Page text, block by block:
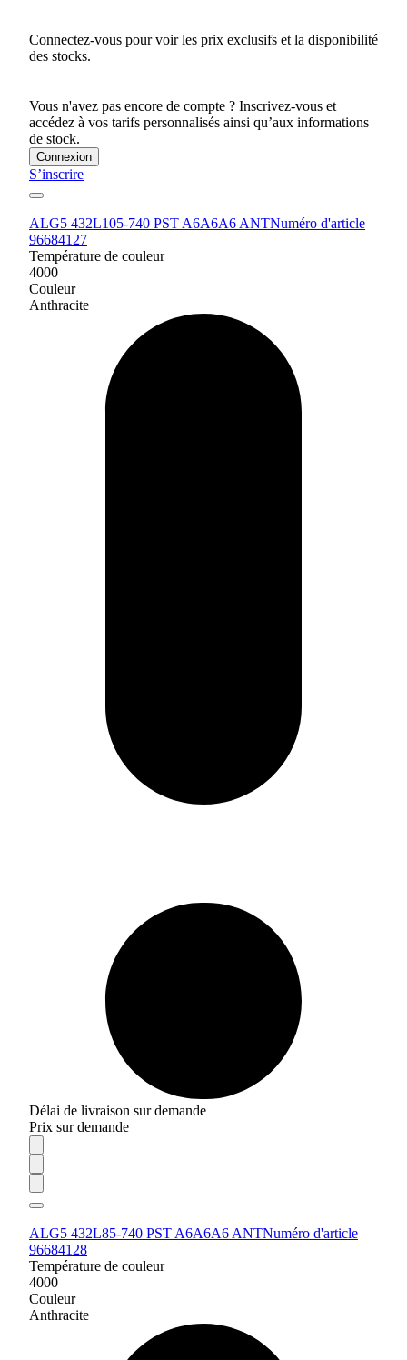
Connectez-vous pour voir les prix exclusifs et la disponibilité
des stocks.
Vous n'avez pas encore de compte ? Inscrivez-vous et
accédez à vos tarifs personnalisés ainsi qu’aux informations
de stock.
Connexion
S’inscrire
ALG5 432L105-740 PST A6A6A6 ANTNuméro d'article
96684127
Température de couleur
4000
Couleur
Anthracite
Délai de livraison sur demande
Prix sur demande
ALG5 432L85-740 PST A6A6A6 ANTNuméro d'article
96684128
Température de couleur
4000
Couleur
Anthracite